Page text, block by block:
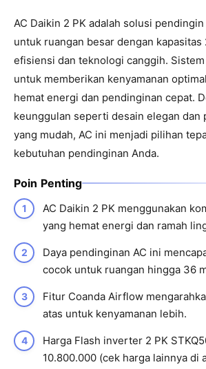
AC Daikin 2 PK adalah solusi
untuk ruangan besar dengan kapasitas
efisiensi dan teknologi canggih.
untuk memberikan kenyamanan
hemat energi dan pendinginan cepat.
keunggulan seperti desain elegan dan
yang mudah, AC ini menjadi pilihan
kebutuhan pendinginan Anda.
Poin Penting
AC Daikin 2 PK menggunakan
yang hemat energi dan ramah
Daya pendinginan AC ini
cocok untuk ruangan hingga 36
Fitur Coanda Airflow
atas untuk kenyamanan lebih.
Harga Flash inverter 2 PK
10.800.000 (cek harga lainnya di